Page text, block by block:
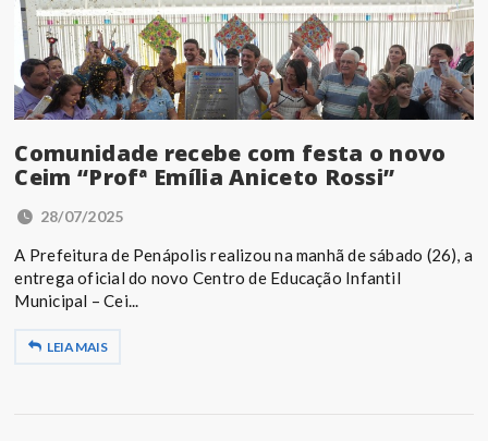
Comunidade recebe com festa o novo
Ceim “Profª Emília Aniceto Rossi”
28/07/2025
A Prefeitura de Penápolis realizou na manhã de sábado (26), a
entrega oficial do novo Centro de Educação Infantil
Municipal – Cei...
LEIA MAIS